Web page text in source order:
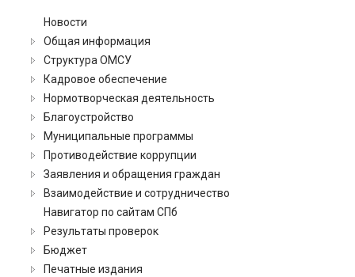
Новости
Общая информация
Структура ОМСУ
Кадровое обеспечение
Нормотворческая деятельность
Благоустройство
Муниципальные программы
Противодействие коррупции
Заявления и обращения граждан
Взаимодействие и сотрудничество
Навигатор по сайтам СПб
Результаты проверок
Бюджет
Печатные издания